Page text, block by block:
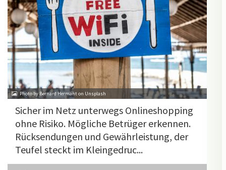
Photo by Bernard Hermant on Unsplash
Sicher im Netz unterwegs Onlineshopping
ohne Risiko. Mögliche Betrüger erkennen.
Rücksendungen und Gewährleistung, der
Teufel steckt im Kleingedruc...